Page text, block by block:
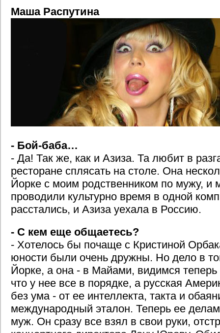
Маша Распутина
- Бой-баба…
- Да! Так же, как и Азиза. Та любит в
ресторане сплясать на столе. Она
Йорке с моим родственником по мужу, и
проводили культурно время в одной
расстались, и Азиза уехала в Россию.
- С кем еще общаетесь?
- Хотелось бы почаще с Кристиной
юности были очень дружны. Но дело в
Йорке, а она - в Майами, видимся
что у нее все в порядке, а русская
без ума - от ее интеллекта, такта и
международный эталон. Теперь ее
муж. Он сразу все взял в свои руки,